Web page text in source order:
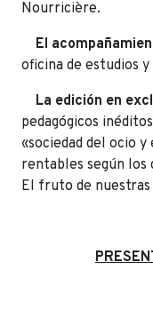
Nourricière.
El
oficina de estudios
La edición en
pedagógicos
«sociedad del ocio y
rentables según
El fruto de nuestras